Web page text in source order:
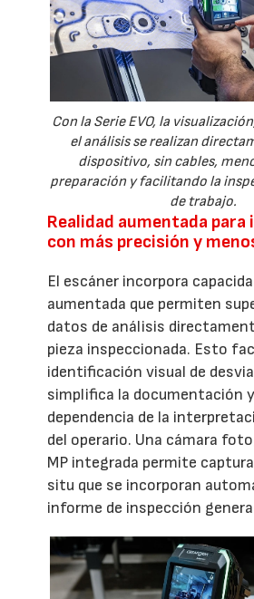
Con la Serie EVO, la
el análisis se realizan
dispositivo, sin cables,
preparación y facilitando la
de trabajo.
Realidad aumentada para
con más precisión y
El escáner incorpora
aumentada que permiten
datos de análisis
pieza inspeccionada. Esto
identificación visual de
simplifica la documentación
dependencia de la
del operario. Una cámara
MP integrada permite
situ que se incorporan
informe de inspección